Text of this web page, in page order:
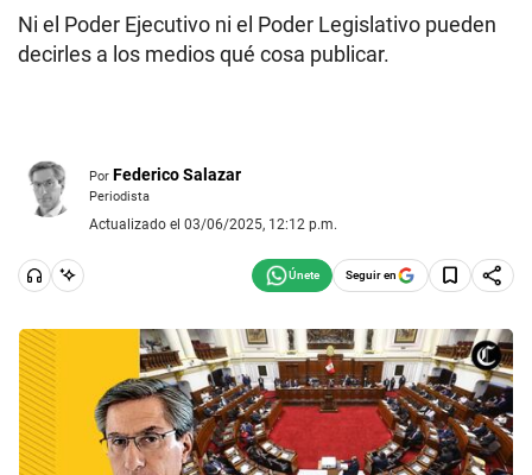
Ni el Poder Ejecutivo ni el Poder Legislativo pueden
decirles a los medios qué cosa publicar.
Por Federico Salazar
Periodista
Actualizado el 03/06/2025, 12:12 p.m.
Seguir en